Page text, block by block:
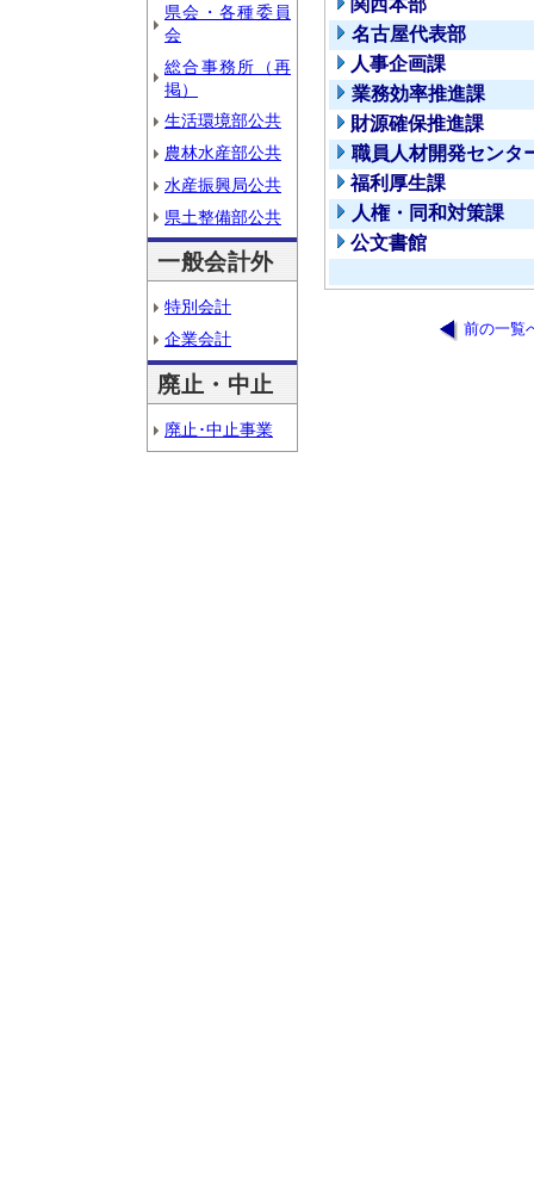
県会・各種委員
会
総合事務所（再
掲）
生活環境部公共
農林水産部公共
水産振興局公共
県土整備部公共
一般会計外
特別会計
企業会計
廃止・中止
廃止･中止事業
関西本部
名古屋代表部
人事企画課
業務効率推進課
財源確保推進課
職員人材開発センタ
福利厚生課
人権・同和対策課
公文書館
前の一覧